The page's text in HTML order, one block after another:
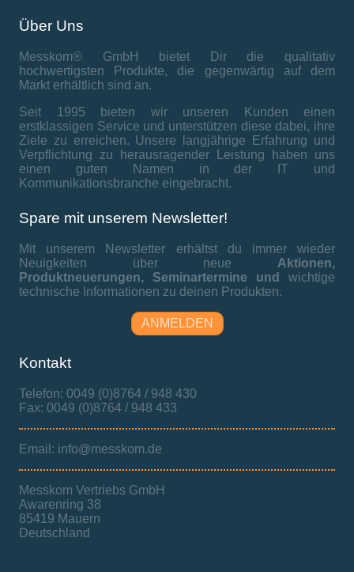
Über Uns
Messkom® GmbH bietet Dir die qualitativ
hochwertigsten Produkte, die gegenwärtig auf dem
Markt erhältlich sind an.
Seit 1995 bieten wir unseren Kunden einen
erstklassigen Service und unterstützen diese dabei, ihre
Ziele zu erreichen. Unsere langjährige Erfahrung und
Verpflichtung zu herausragender Leistung haben uns
einen guten Namen in der IT und
Kommunikationsbranche eingebracht.
Spare mit unserem Newsletter!
Mit unserem Newsletter erhältst du immer wieder
Neuigkeiten über neue Aktionen,
Produktneuerungen, Seminartermine und wichtige
technische Informationen zu deinen Produkten.
ANMELDEN
Kontakt
Telefon: 0049 (0)8764 / 948 430
Fax: 0049 (0)8764 / 948 433
Email: info@messkom.de
Messkom Vertriebs GmbH
Awarenring 38
85419 Mauern
Deutschland